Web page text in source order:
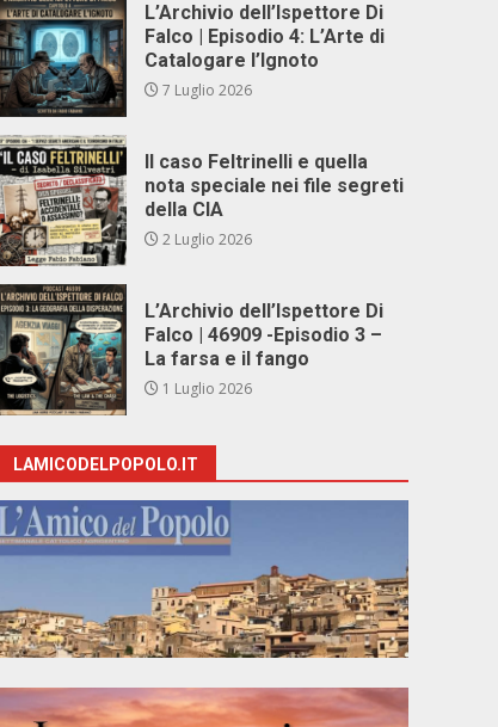
L’Archivio dell’Ispettore Di
Falco | Episodio 4: L’Arte di
Catalogare l’Ignoto
7 Luglio 2026
Il caso Feltrinelli e quella
nota speciale nei file segreti
della CIA
2 Luglio 2026
L’Archivio dell’Ispettore Di
Falco | 46909 -Episodio 3 –
La farsa e il fango
1 Luglio 2026
LAMICODELPOPOLO.IT